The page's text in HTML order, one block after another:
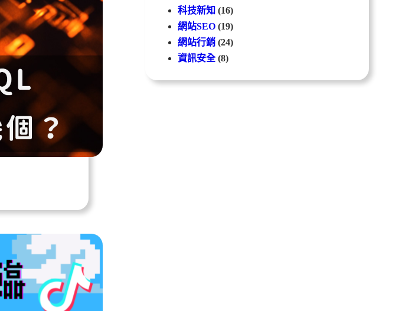
科技新知 (16)
網站SEO (19)
網站行銷 (24)
資訊安全(8)